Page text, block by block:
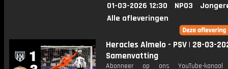
01-03-2026 12:30 NPO3
Alle afleveringen
Heracles Almelo - PSV | 28-03-
Samenvatting
Abonneer op ons YouTube-